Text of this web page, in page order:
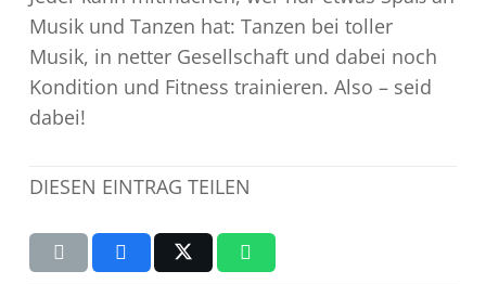
Musik und Tanzen hat: Tanzen bei toller
Musik, in netter Gesellschaft und dabei noch
Kondition und Fitness trainieren. Also – seid
dabei!
DIESEN EINTRAG TEILEN